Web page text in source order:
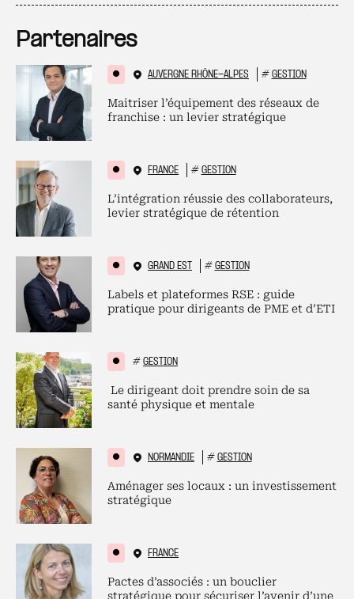
Partenaires
AUVERGNE RHÔNE-ALPES # GESTION
Maitriser l’équipement des réseaux de
franchise : un levier stratégique
FRANCE # GESTION
L’intégration réussie des collaborateurs,
levier stratégique de rétention
GRAND EST # GESTION
Labels et plateformes RSE : guide
pratique pour dirigeants de PME et d’ETI
# GESTION
Le dirigeant doit prendre soin de sa
santé physique et mentale
NORMANDIE # GESTION
Aménager ses locaux : un investissement
stratégique
FRANCE
Pactes d’associés : un bouclier
stratégique pour sécuriser l’avenir d’une